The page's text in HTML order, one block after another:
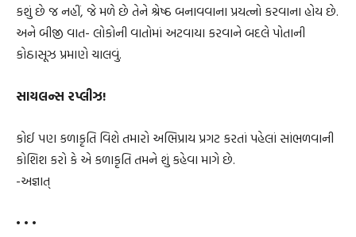
કશું છે જ નહીં, જે મળે છે તેને શ્રેષ્ઠ બનાવવાના પ્રયત્નો કરવાના હોય છે.
અને બીજી વાત- લોકોની વાતોમાં અટવાયા કરવાને બદલે પોતાની
કોઠાસૂઝ પ્રમાણે ચાલવું.
સાયલન્સ રપ્લીઝ!
કોઈ પણ કળાકૃતિ વિશે તમારો અભિપ્રાય પ્રગટ કરતાં પહેલાં સાંભળવાની
કોશિશ કરો કે એ કળાકૃતિ તમને શું કહેવા માગે છે.
-અજ્ઞાત્
• • •